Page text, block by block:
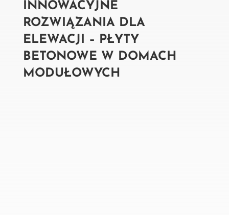
INNOWACYJNE
ROZWIĄZANIA DLA
ELEWACJI – PŁYTY
BETONOWE W DOMACH
MODUŁOWYCH